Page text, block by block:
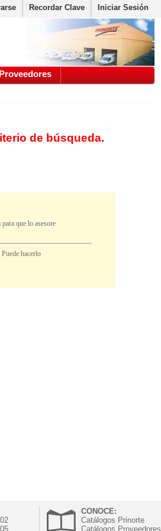
Recordar Clave Iniciar Sesión
de búsqueda.
que lo asesore
hacerlo
CONOCE:
Catálogos Prinorte
Catálogos Proveedores